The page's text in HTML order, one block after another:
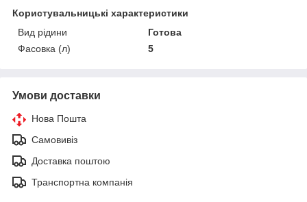
Користувальницькі характеристики
Вид рідини
Готова
Фасовка (л)
5
Умови доставки
Нова Пошта
Самовивіз
Доставка поштою
Транспортна компанія